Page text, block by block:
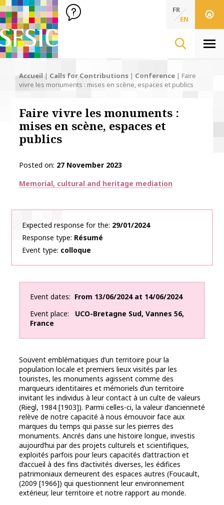
SFSIC Société Française des Sciences de l'Information & de
Société Française des Sciences de
FR
EN
Accueil | Calls for Contributions | Conference | Faire
vivre les monuments : mises en scène, espaces et publics
Faire vivre les monuments :
mises en scène, espaces et
publics
Posted on 27 November 2023
Thématiques
Memorial, cultural and heritage mediation
Expected response for the 29/01/2024
Response type Résumé
Event type colloque
Event dates From 13/06/2024at 14/06/2024
Event place
UCO-Bretagne Sud, Vannes 56,
France
Souvent emblématiques d’un territoire pour la
population locale et premiers lieux visités par les
touristes, les monuments agissent comme des
marqueurs identitaires et mémoriels d’un territoire
invitant les individus à leur contact à un culte de valeurs
(Riegl, 1984 [1903]). Parmi celles-ci, la valeur d’ancienneté
relève de notre capacité à nous émouvoir face aux
marques du temps qui passe sur les pierres des
monuments. Ancrés dans une histoire longue, investis
aujourd’hui par des projets culturels et scientifiques,
exploités parfois pour leurs capacités d’attraction et
d’accueil à des fins d’activités diverses, les édifices
patrimoniaux demeurent des espaces autres (Foucault,
(2009 [1966]) qui questionnent leur environnement
extérieur, leur territoire et notre rapport au monde.